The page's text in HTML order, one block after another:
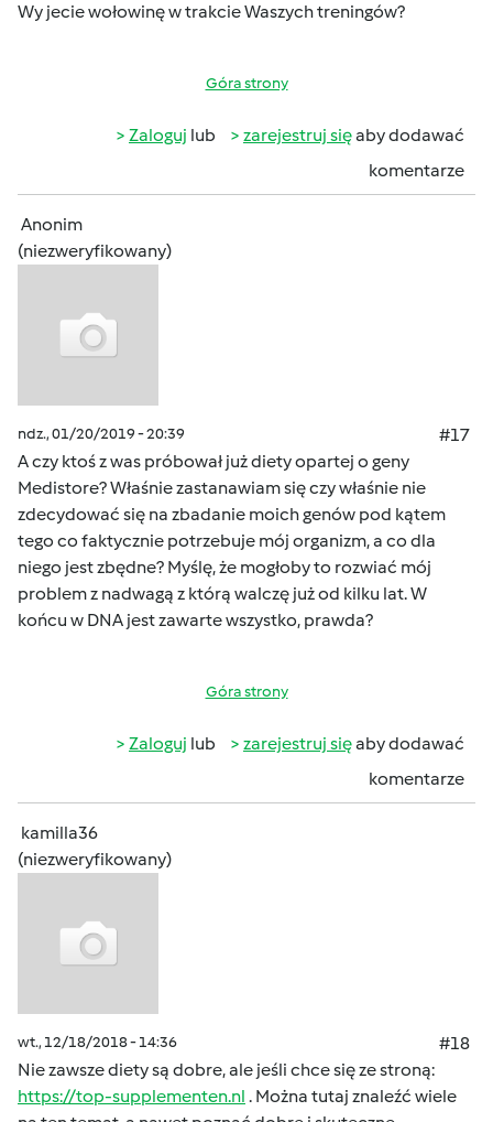
Wy jecie wołowinę w trakcie Waszych treningów?
Góra strony
Zaloguj lub zarejestruj sięaby dodawać
komentarze
Anonim
(niezweryfikowany)
ndz., 01/20/2019 - 20:39
#17
A czy ktoś z was próbował już diety opartej o geny
Medistore? Właśnie zastanawiam się czy właśnie nie
zdecydować się na zbadanie moich genów pod kątem
tego co faktycznie potrzebuje mój organizm, a co dla
niego jest zbędne? Myślę, że mogłoby to rozwiać mój
problem z nadwagą z którą walczę już od kilku lat. W
końcu w DNA jest zawarte wszystko, prawda?
Góra strony
Zaloguj lub zarejestruj sięaby dodawać
komentarze
kamilla36
(niezweryfikowany)
wt., 12/18/2018 - 14:36
#18
Nie zawsze diety są dobre, ale jeśli chce się ze stroną:
https://top-supplementen.nl . Można tutaj znaleźć wiele